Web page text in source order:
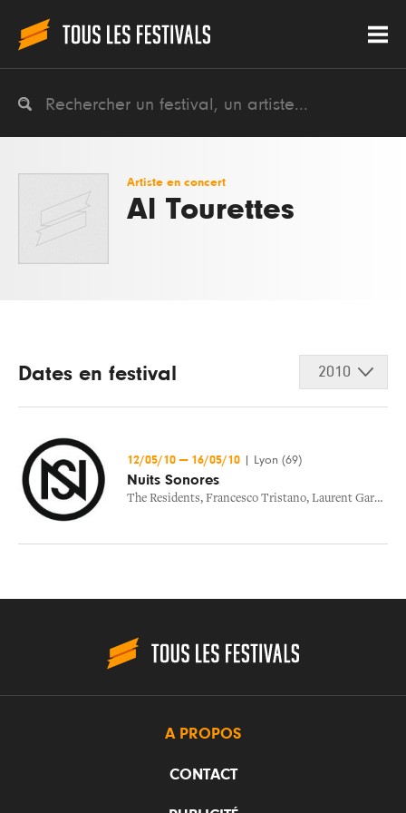
Artiste en concert
Al Tourettes
Dates en festival 2010
12/05/10 — 16/05/10 Lyon (69)
Nuits Sonores
The Residents, Francesco Tristano, Laurent Garnier
A PROPOS
CONTACT